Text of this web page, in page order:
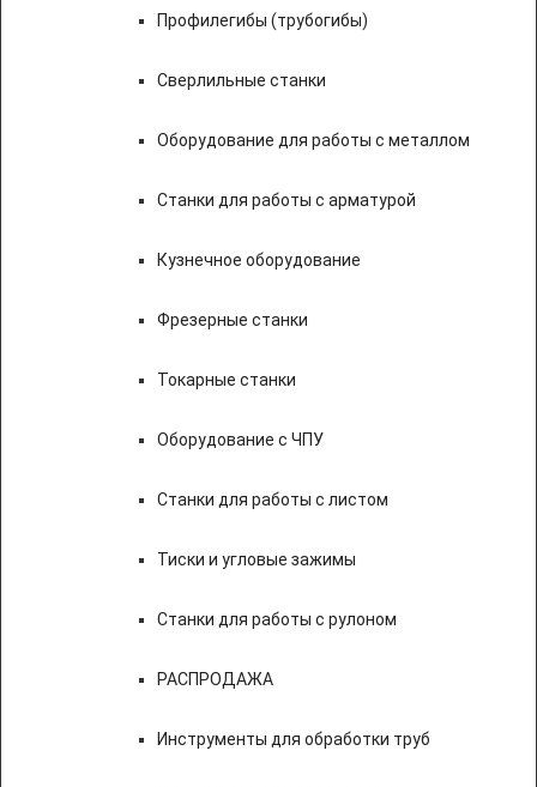
Профилегибы (трубогибы)
Сверлильные станки
Оборудование для работы с металлом
Станки для работы с арматурой
Кузнечное оборудование
Фрезерные станки
Токарные станки
Оборудование с ЧПУ
Станки для работы с листом
Тиски и угловые зажимы
Станки для работы с рулоном
РАСПРОДАЖА
Инструменты для обработки труб